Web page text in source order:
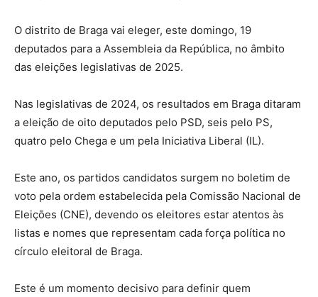
O distrito de Braga vai eleger, este domingo, 19
deputados para a Assembleia da República, no âmbito
das eleições legislativas de 2025.
Nas legislativas de 2024, os resultados em Braga ditaram
a eleição de oito deputados pelo PSD, seis pelo PS,
quatro pelo Chega e um pela Iniciativa Liberal (IL).
Este ano, os partidos candidatos surgem no boletim de
voto pela ordem estabelecida pela Comissão Nacional de
Eleições (CNE), devendo os eleitores estar atentos às
listas e nomes que representam cada força política no
círculo eleitoral de Braga.
Este é um momento decisivo para definir quem